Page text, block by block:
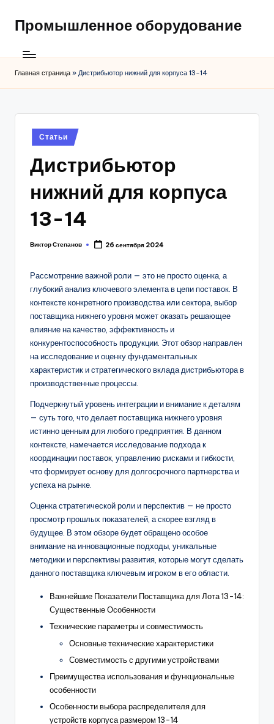
Промышленное оборудование
Главная страница » Дистрибьютор нижний для корпуса 13-14
Posted
in
Статьи
Дистрибьютор
нижний для корпуса
13-14
Posted
Виктор Степанов 26 сентября 2024
Рассмотрение важной роли — это не просто оценка, а
глубокий анализ ключевого элемента в цепи поставок. В
контексте конкретного производства или сектора, выбор
поставщика нижнего уровня может оказать решающее
влияние на качество, эффективность и
конкурентоспособность продукции. Этот обзор направлен
на исследование и оценку фундаментальных
характеристик и стратегического вклада дистрибьютора в
производственные процессы.
Подчеркнутый уровень интеграции и внимание к деталям
— суть того, что делает поставщика нижнего уровня
истинно ценным для любого предприятия. В данном
контексте, намечается исследование подхода к
координации поставок, управлению рисками и гибкости,
что формирует основу для долгосрочного партнерства и
успеха на рынке.
Оценка стратегической роли и перспектив — не просто
просмотр прошлых показателей, а скорее взгляд в
будущее. В этом обзоре будет обращено особое
внимание на инновационные подходы, уникальные
методики и перспективы развития, которые могут сделать
данного поставщика ключевым игроком в его области.
Важнейшие Показатели Поставщика для Лота 13-14:
Существенные Особенности
Технические параметры и совместимость
Основные технические характеристики
Совместимость с другими устройствами
Преимущества использования и функциональные
особенности
Особенности выбора распределителя для
устройств корпуса размером 13-14